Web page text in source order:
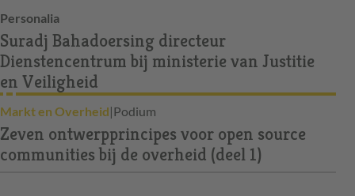
Personalia
Suradj Bahadoersing directeur
Dienstencentrum bij ministerie van Justitie
en Veiligheid
Markt en Overheid|Podium
Zeven ontwerpprincipes voor open source
communities bij de overheid (deel 1)